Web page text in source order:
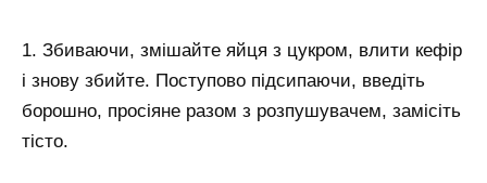
1. Збиваючи, змішайте яйця з цукром, влити кефір
і знову збийте. Поступово підсипаючи, введіть
борошно, просіяне разом з розпушувачем, замісіть
тісто.